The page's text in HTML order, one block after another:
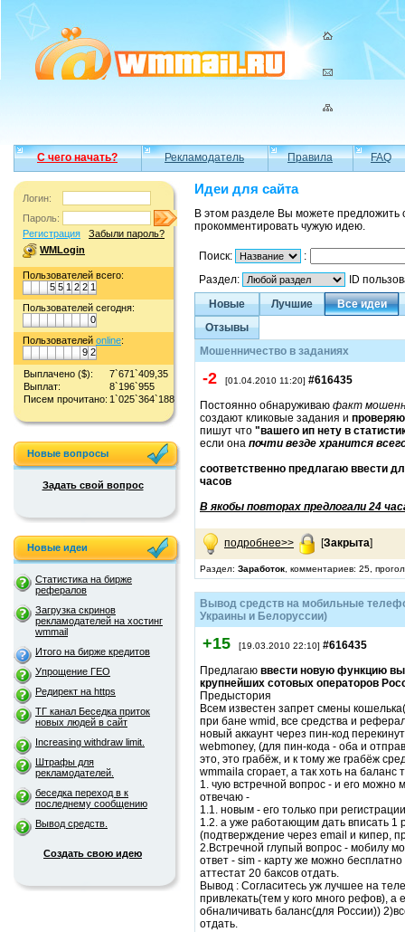
С чего начать? Рекламодатель Правила FAQ
Логин:
Пароль:
Регистрация
Забыли пароль?
WMLogin
Пользователей всего:
5 5 1 2 2 1
Пользователей сегодня:
0
Пользователей online:
9 2
Выплачено ($):
7`671`409,35
Выплат:
8`196`955
Писем прочитано: 1`025`364`188
Новые вопросы
Задать свой вопрос
Новые идеи
Статистика на бирже
рефералов
Загрузка скринов
рекламодателей на хостинг
wmmail
Итого на бирже кредитов
Упрощение ГЕО
Редирект на https
ТГ канал Беседка приток
новых людей в сайт
Increasing withdraw limit.
Штрафы для
рекламодателей.
беседка переход в к
последнему сообщению
Вывод средств.
Создать свою идею
Идеи для сайта
В этом разделе Вы можете
прокомментировать чужую идею.
Поиск:
:
Раздел:
ID
Новые
Лучшие
Все идеи
Отзывы
Мошенничество в заданиях
-2 [01.04.2010 11:20] #616435
Постоянно обнаруживаю факт
создают кликовые задания и
пишут что "вашего ип нету в
если она почти везде хранится
соответственно предлагаю ввести
часов
В якобы повторах предлогали 24
подробнее>> [Закрыта]
Раздел: Заработок , комментариев: 25,
Вывод средств на мобильные
Украины и Белоруссии)
+15 [19.03.2010 22:10] #616435
Предлагаю ввести новую функцию
крупнейших сотовых операторов
Предыстория
Всем известен запрет смены
при бане wmid, все средства и
новый аккаунт через пин-код
webmoney, (для пин-кода - оба и
это, это грабёж, и к тому же грабёж
wmmaila сгорает, а так хоть на
1. чую встречной вопрос - и его можно
отвечаю -
1.1. новым - его только при
1.2. а уже работающим дать вписать 1
(подтверждение через email и кипер,
2.Встречной глупый вопрос - мобилу
ответ - sim - карту же можно
аттестат 20 баксов отдать.
Вывод : Согласитесь уж лучшее на
привлекать(тем у кого много рефов), а
обналичивать баланс(для России))
отдать.